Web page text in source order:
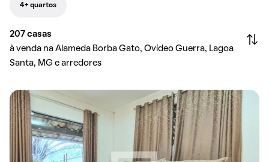
4+ quartos
207 casas
à venda na Alameda Borba Gato, Ovídeo Guerra, Lagoa
Santa, MG e arredores